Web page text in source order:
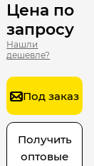
Цена по
запросу
Нашли
дешевле?
Под заказ
Получить
оптовые